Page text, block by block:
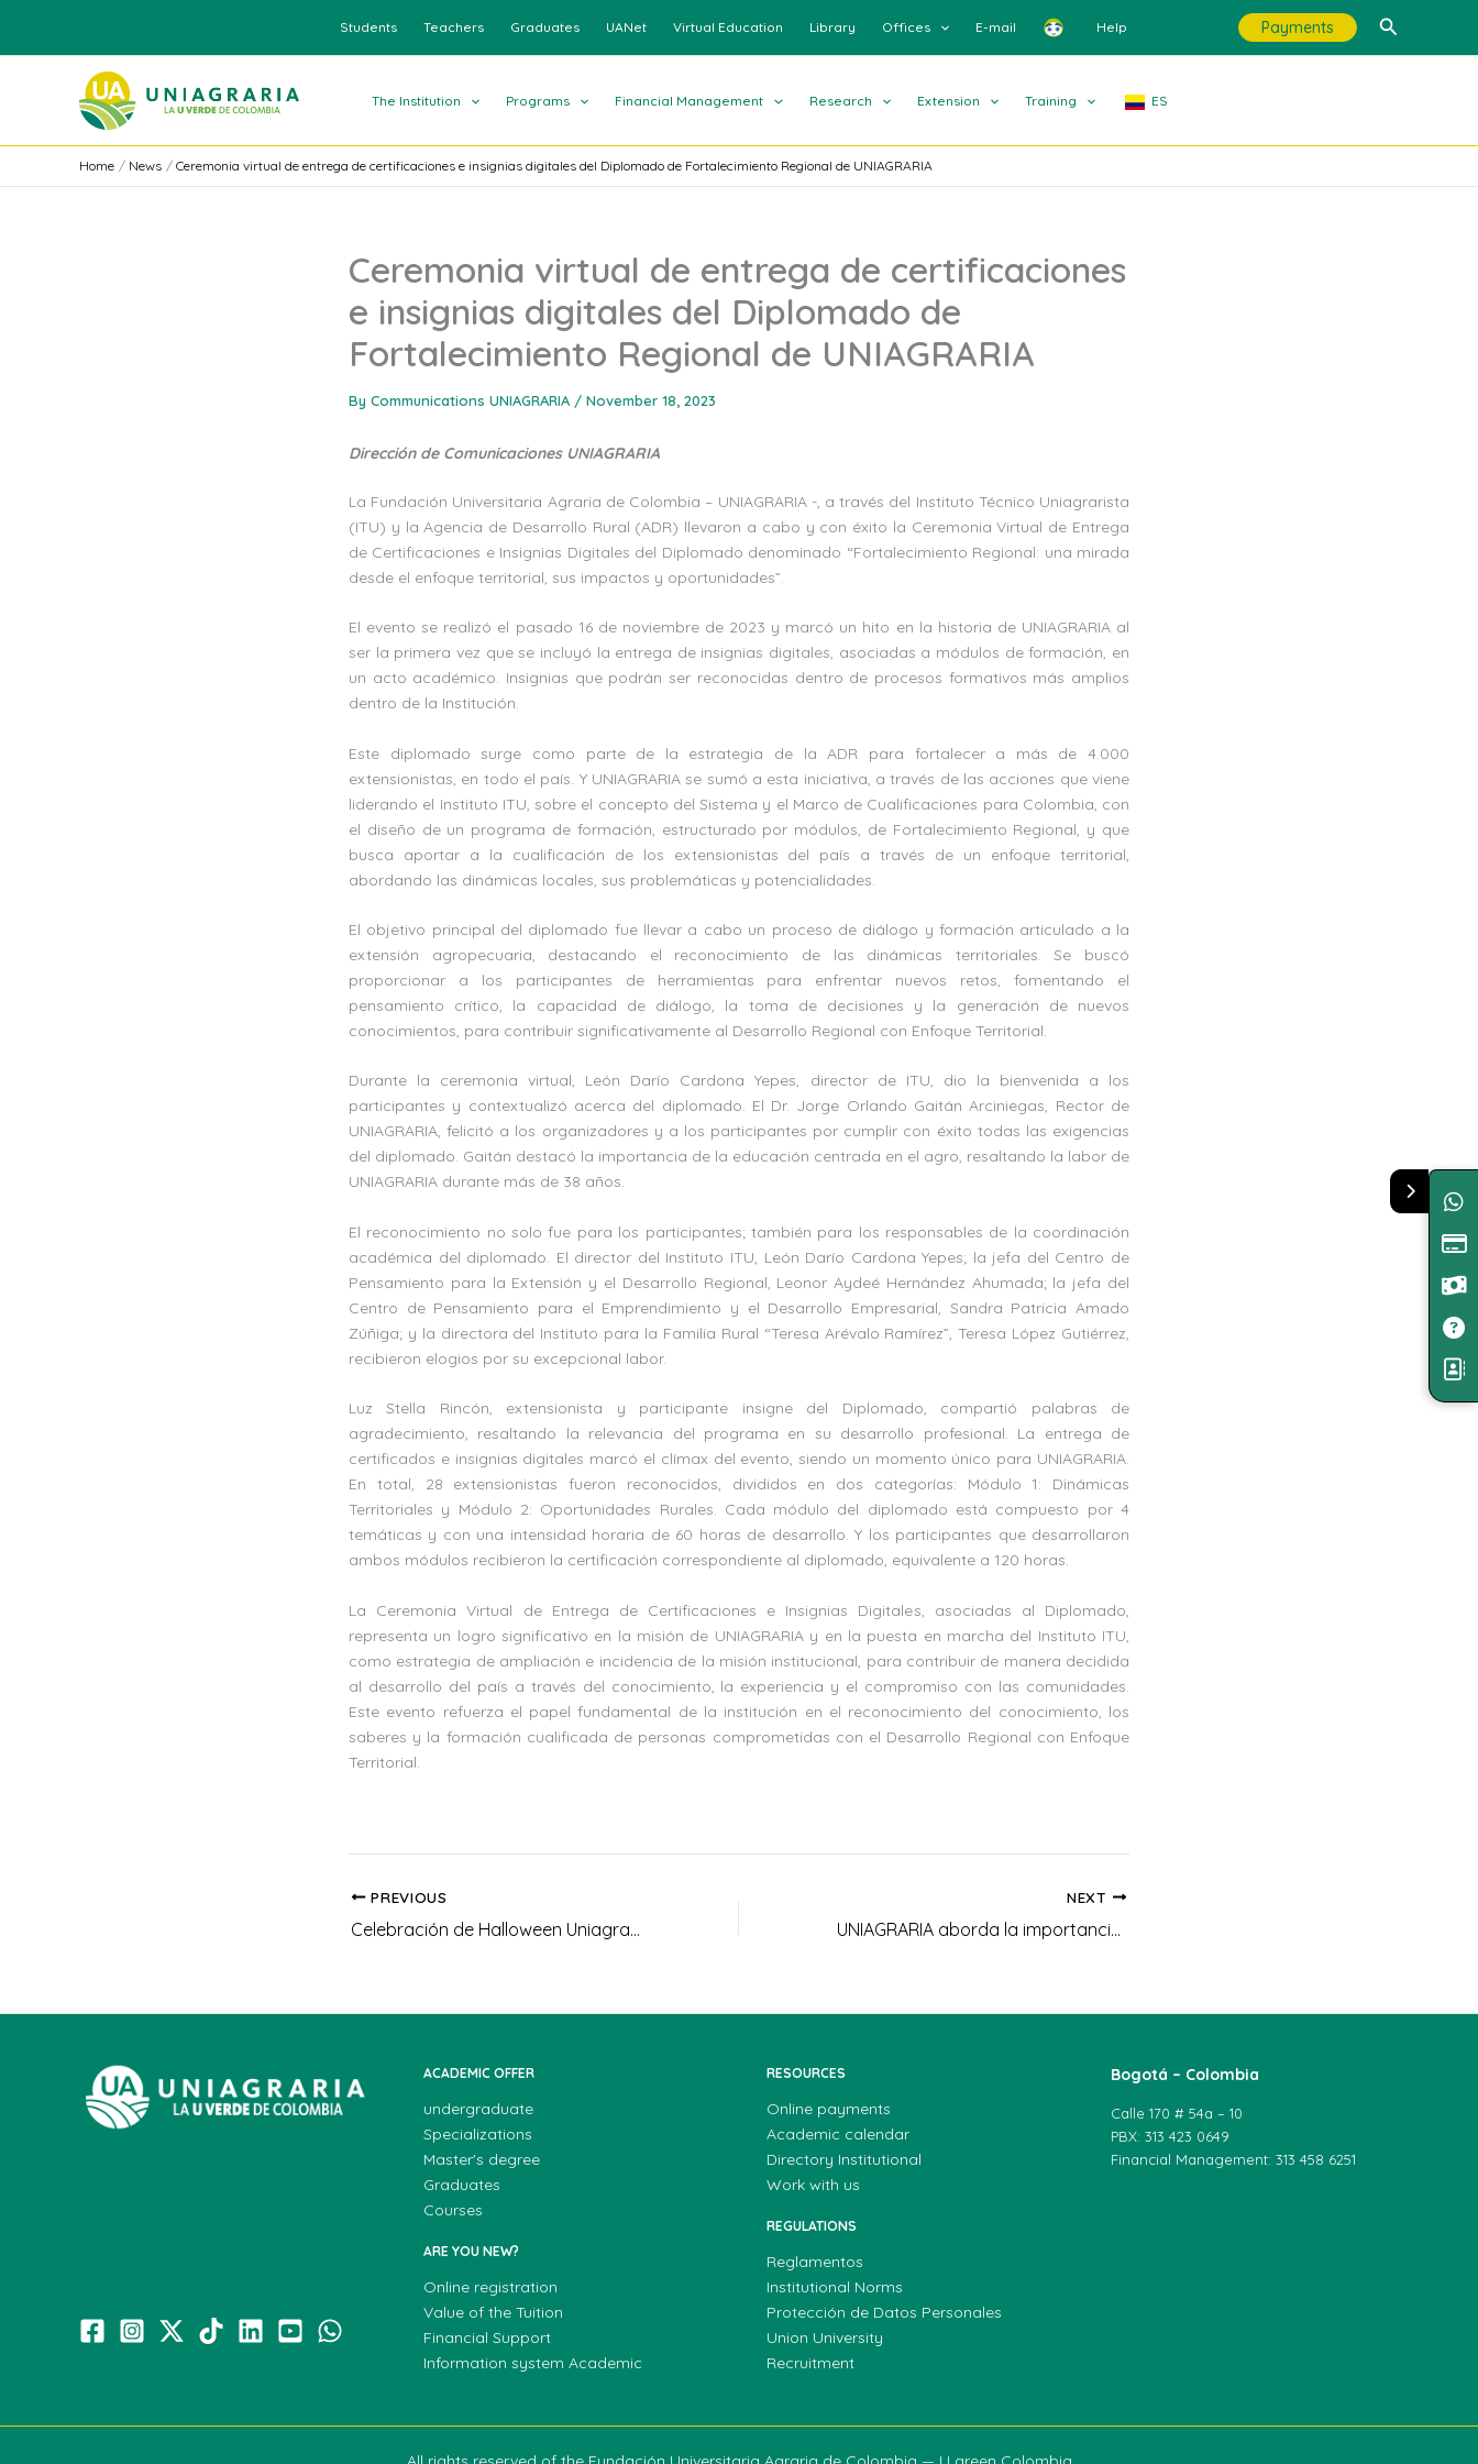
content
Students Teachers Graduates UANet Virtual Education Library Offices E-mail Help Payments Search
The Institution Programs Financial Management Research Extension Training ES
Home News Ceremonia virtual de entrega de certificaciones e insignias digitales del Diplomado de Fortalecimiento Regional de UNIAGRARIA
Ceremonia virtual de entrega de certificaciones
e insignias digitales del Diplomado de
Fortalecimiento Regional de UNIAGRARIA
By Communications UNIAGRARIA / November 18, 2023
Dirección de Comunicaciones UNIAGRARIA
La Fundación Universitaria Agraria de Colombia – UNIAGRARIA -, a través del Instituto Técnico Uniagrarista
(ITU) y la Agencia de Desarrollo Rural (ADR) llevaron a cabo y con éxito la Ceremonia Virtual de Entrega
de Certificaciones e Insignias Digitales del Diplomado denominado “Fortalecimiento Regional: una mirada
desde el enfoque territorial, sus impactos y oportunidades”.
El evento se realizó el pasado 16 de noviembre de 2023 y marcó un hito en la historia de UNIAGRARIA al
ser la primera vez que se incluyó la entrega de insignias digitales, asociadas a módulos de formación, en
un acto académico. Insignias que podrán ser reconocidas dentro de procesos formativos más amplios
dentro de la Institución.
Este diplomado surge como parte de la estrategia de la ADR para fortalecer a más de 4.000
extensionistas, en todo el país. Y UNIAGRARIA se sumó a esta iniciativa, a través de las acciones que viene
liderando el Instituto ITU, sobre el concepto del Sistema y el Marco de Cualificaciones para Colombia, con
el diseño de un programa de formación, estructurado por módulos, de Fortalecimiento Regional, y que
busca aportar a la cualificación de los extensionistas del país a través de un enfoque territorial,
abordando las dinámicas locales, sus problemáticas y potencialidades.
El objetivo principal del diplomado fue llevar a cabo un proceso de diálogo y formación articulado a la
extensión agropecuaria, destacando el reconocimiento de las dinámicas territoriales. Se buscó
proporcionar a los participantes de herramientas para enfrentar nuevos retos, fomentando el
pensamiento crítico, la capacidad de diálogo, la toma de decisiones y la generación de nuevos
conocimientos, para contribuir significativamente al Desarrollo Regional con Enfoque Territorial.
Durante la ceremonia virtual, León Darío Cardona Yepes, director de ITU, dio la bienvenida a los
participantes y contextualizó acerca del diplomado. El Dr. Jorge Orlando Gaitán Arciniegas, Rector de
UNIAGRARIA, felicitó a los organizadores y a los participantes por cumplir con éxito todas las exigencias
del diplomado. Gaitán destacó la importancia de la educación centrada en el agro, resaltando la labor de
UNIAGRARIA durante más de 38 años.
El reconocimiento no solo fue para los participantes; también para los responsables de la coordinación
académica del diplomado. El director del Instituto ITU, León Darío Cardona Yepes; la jefa del Centro de
Pensamiento para la Extensión y el Desarrollo Regional, Leonor Aydeé Hernández Ahumada; la jefa del
Centro de Pensamiento para el Emprendimiento y el Desarrollo Empresarial, Sandra Patricia Amado
Zúñiga; y la directora del Instituto para la Familia Rural “Teresa Arévalo Ramírez”, Teresa López Gutiérrez,
recibieron elogios por su excepcional labor.
Luz Stella Rincón, extensionista y participante insigne del Diplomado, compartió palabras de
agradecimiento, resaltando la relevancia del programa en su desarrollo profesional. La entrega de
certificados e insignias digitales marcó el clímax del evento, siendo un momento único para UNIAGRARIA.
En total, 28 extensionistas fueron reconocidos, divididos en dos categorías: Módulo 1: Dinámicas
Territoriales y Módulo 2: Oportunidades Rurales. Cada módulo del diplomado está compuesto por 4
temáticas y con una intensidad horaria de 60 horas de desarrollo. Y los participantes que desarrollaron
ambos módulos recibieron la certificación correspondiente al diplomado, equivalente a 120 horas.
La Ceremonia Virtual de Entrega de Certificaciones e Insignias Digitales, asociadas al Diplomado,
representa un logro significativo en la misión de UNIAGRARIA y en la puesta en marcha del Instituto ITU,
como estrategia de ampliación e incidencia de la misión institucional, para contribuir de manera decidida
al desarrollo del país a través del conocimiento, la experiencia y el compromiso con las comunidades.
Este evento refuerza el papel fundamental de la institución en el reconocimiento del conocimiento, los
saberes y la formación cualificada de personas comprometidas con el Desarrollo Regional con Enfoque
Territorial.
PREVIOUS
Celebración de Halloween Uniagraria 2023
NEXT
UNIAGRARIA aborda la importancia del liderazgo femenino en el VII Congreso Internacional de Desarrollo Empresarial
ACADEMIC OFFER
undergraduate
Specializations
Master's degree
Graduates
Courses
ARE YOU NEW?
Online registration
Value of the Tuition
Financial Support
Information system Academic
RESOURCES
Online payments
Academic calendar
Directory Institutional
Work with us
REGULATIONS
Reglamentos
Institutional Norms
Protección de Datos Personales
Union University
Recruitment
Bogotá – Colombia
Calle 170 # 54a – 10
PBX: 313 423 0649
Financial Management: 313 458 6251